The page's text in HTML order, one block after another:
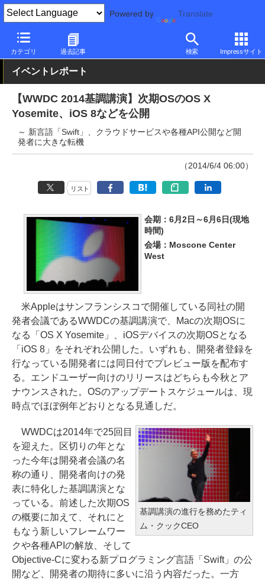
Powered by Translate
カテゴリ 過去記事 検索 Impressサイト
PC Watch ソフトウェア/アプリ 新バージョン
イベントレポート
【WWDC 2014基調講演】次期OSのOS X
Yosemite、iOS 8などを公開
～ 新言語「Swift」、クラウドサービスや各種API公開など開
発者に大きな転機
（2014/6/4 06:00）
リスト
会期：6月2日～6月6日(現地
時間)
会場：Moscone Center
West
米Appleはサンフランシスコで開催している同社の開
発者会議であるWWDCの基調講演で、Macの次期OSに
なる「OS X Yosemite」、iOSデバイスの次期OSとなる
「iOS 8」をそれぞれ公開した。いずれも、開発者登録を
行なっている開発者には同日付でプレビュー版を配布す
る。エンドユーザー向けのリリースはどちらも今秋とア
ナウンスされた。OSのアップデートスケジュールは、現
時点でほぼ例年どおりとなる見通しだ。
基調講演の進行を務めたティ
ム・クックCEO
WWDCは2014年で25回目
を迎えた。区切りの年とな
った今年は開発者会議の名
称の通り、開発者向けの発
表に特化した基調講演とな
っている。前述した次期OS
の概要に加えて、それにと
もなう新しいフレームワー
クや各種APIの解放、そして
Objective-Cに変わる新プログラミング言語「Swift」の公
開など、開発者の期待に多いに沿う内容だった。一方